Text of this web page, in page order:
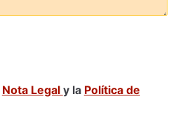
Nota Legal y la Política de